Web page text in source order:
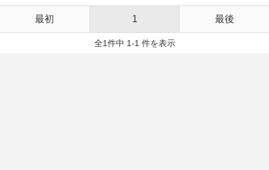
最初 1 最後
全1件中 1-1 件を表示